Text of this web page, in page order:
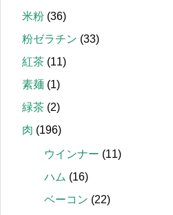
米粉 (36)
粉ゼラチン (33)
紅茶 (11)
素麺 (1)
緑茶 (2)
肉 (196)
ウインナー (11)
ハム (16)
ベーコン (22)